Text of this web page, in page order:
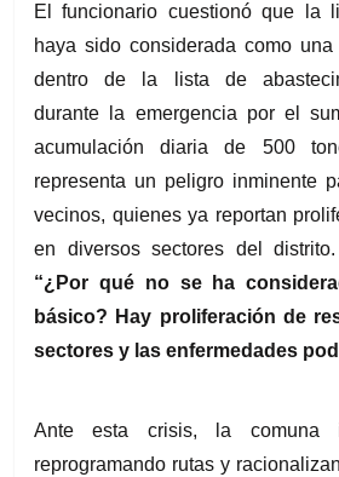
El funcionario cuestionó que la
haya sido considerada como
dentro de la lista de
durante la emergencia por el
acumulación diaria de 500
representa un peligro inminente
vecinos, quienes ya reportan
“¿Por qué no se ha
básico? Hay proliferación de
sectores y las enfermedades
Ante esta crisis, la comuna
reprogramando rutas y